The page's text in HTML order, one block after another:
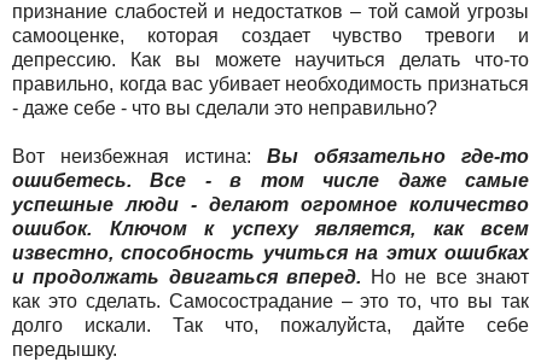
признание слабостей и недостатков – той самой угрозы
самооценке, которая создает чувство тревоги и
депрессию. Как вы можете научиться делать что-то
правильно, когда вас убивает необходимость признаться
- даже себе - что вы сделали это неправильно?
Вот неизбежная истина: Вы обязательно где-то
ошибетесь. Все - в том числе даже самые
успешные люди - делают огромное количество
ошибок. Ключом к успеху является, как всем
известно, способность учиться на этих ошибках
и продолжать двигаться вперед.
Но не все знают
как это сделать. Самосострадание – это то, что вы так
долго искали. Так что, пожалуйста, дайте себе
передышку.